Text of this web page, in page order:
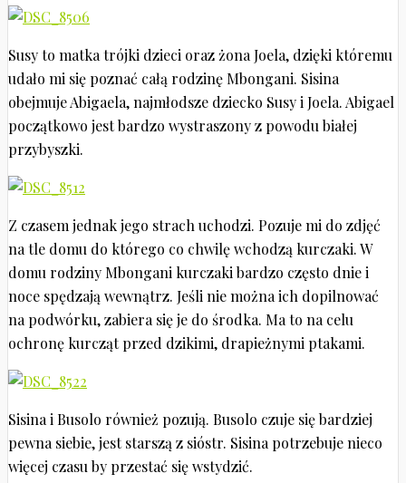
Susy to matka trójki dzieci oraz żona Joela, dzięki któremu
udało mi się poznać całą rodzinę Mbongani. Sisina
obejmuje Abigaela, najmłodsze dziecko Susy i Joela. Abigael
początkowo jest bardzo wystraszony z powodu białej
przybyszki.
Z czasem jednak jego strach uchodzi. Pozuje mi do zdjęć
na tle domu do którego co chwilę wchodzą kurczaki. W
domu rodziny Mbongani kurczaki bardzo często dnie i
noce spędzają wewnątrz. Jeśli nie można ich dopilnować
na podwórku, zabiera się je do środka. Ma to na celu
ochronę kurcząt przed dzikimi, drapieżnymi ptakami.
Sisina i Busolo również pozują. Busolo czuje się bardziej
pewna siebie, jest starszą z sióstr. Sisina potrzebuje nieco
więcej czasu by przestać się wstydzić.